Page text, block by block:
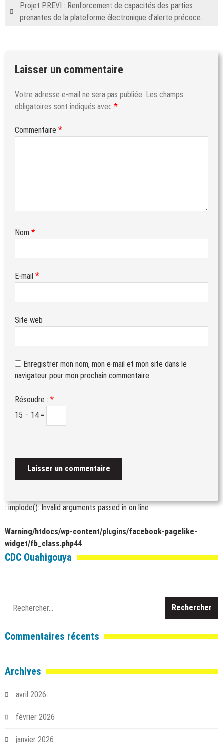
Projet PREVI : Renforcement de capacités des parties
prenantes de la plateforme électronique d’alerte précoce.
Laisser un commentaire
Votre adresse e-mail ne sera pas publiée. Les champs
obligatoires sont indiqués avec *
Commentaire *
Nom *
E-mail *
Site web
Enregistrer mon nom, mon e-mail et mon site dans le
navigateur pour mon prochain commentaire.
Résoudre : *
15 − 14 =
: implode(): Invalid arguments passed inon line
Warning/htdocs/wp-content/plugins/facebook-pagelike-
widget/fb_class.php44
CDC Ouahigouya
Commentaires récents
Archives
avril 2026
février 2026
janvier 2026